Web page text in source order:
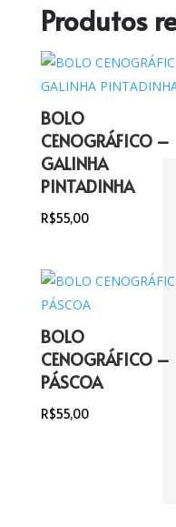
Produtos
BOLO
CENOGRÁFICO –
GALINHA
PINTADINHA
R$55,00
BOLO
CENOGRÁFICO –
PÁSCOA
R$55,00